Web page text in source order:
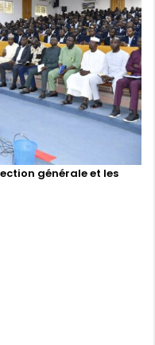
générale et les